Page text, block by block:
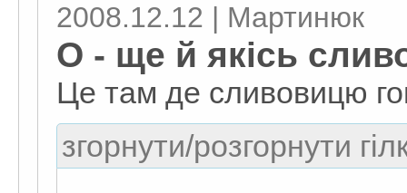
2008.12.12 | Мартинюк
О - ще й якісь
Це там де сливовицю
згорнути/розгорнути